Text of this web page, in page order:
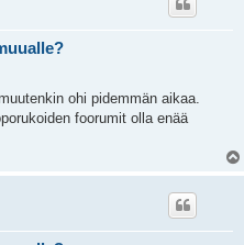
ohi pidemmän aikaa.
foorumit olla enää